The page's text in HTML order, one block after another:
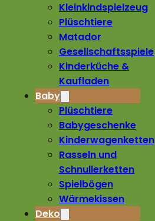
Kleinkindspielzeug
Plüschtiere
Matador
Gesellschaftsspiele
Kinderküche &
Kaufladen
Baby
Plüschtiere
Babygeschenke
Kinderwagenketten
Rasseln und
Schnullerketten
Spielbögen
Wärmekissen
Deko